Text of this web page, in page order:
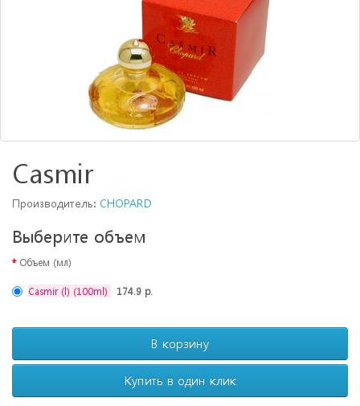
Casmir
Производитель: CHOPARD
Выберите объем
Объем (мл)
Casmir (l) (100ml) 174.9 р.
В корзину